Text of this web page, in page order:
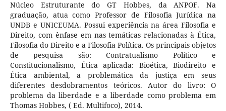
Núcleo Estruturante do GT Hobbes, da ANPOF. Na
graduação, atua como Professor de Filosofia Jurídica na
UNDB e UNICEUMA. Possui experiência na área Filosofia e
Direito, com ênfase em nas temáticas relacionadas à Ética,
Filosofia do Direito e a Filosofia Política. Os principais objetos
de pesquisa são: Contratualismo Político e
Constitucionalismo, Ética aplicada: Bioética, Biodireito e
Ética ambiental, a problemática da justiça em seus
diferentes desdobramentos teóricos. Autor do livro: O
problema da liberdade e a liberdade como problema em
Thomas Hobbes, ( Ed. Multifoco), 2014.